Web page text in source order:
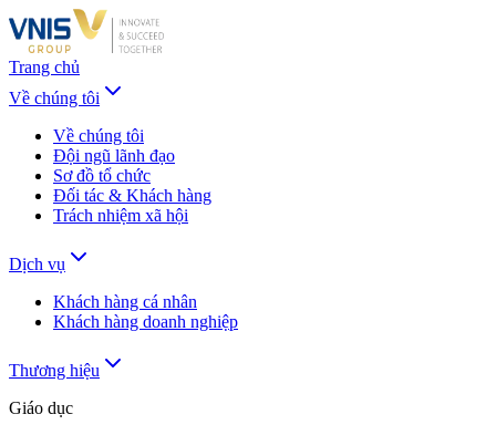
Trang chủ
Về chúng tôi
Về chúng tôi
Đội ngũ lãnh đạo
Sơ đồ tổ chức
Đối tác & Khách hàng
Trách nhiệm xã hội
Dịch vụ
Khách hàng cá nhân
Khách hàng doanh nghiệp
Thương hiệu
Giáo dục